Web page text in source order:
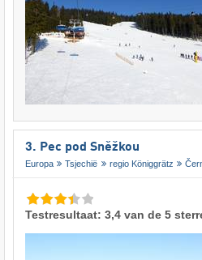
3. Pec pod Sněžkou
Europa Tsjechië regio Königgrätz
Testresultaat: 3,4 van de 5